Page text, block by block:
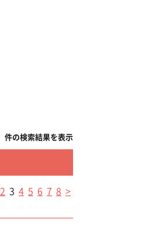
件の検索結果を表示
2 3 4 5 6 7 8 >